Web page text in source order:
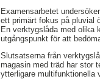
Examensarbetet
ett primärt fokus på pluvial
En verktygslåda med olika
utgångspunkt för att
Slutsatserna från
magasin med träd har stor
ytterligare multifunktionella